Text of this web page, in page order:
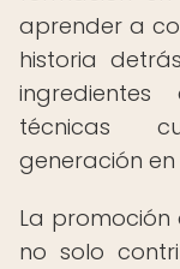
aprender a
historia
técnicas
generación
La
no solo